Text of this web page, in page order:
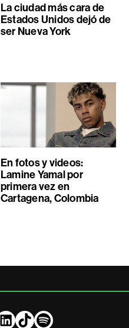
La ciudad más cara de
Estados Unidos dejó de
ser Nueva York
En fotos y videos:
Lamine Yamal por
primera vez en
Cartagena, Colombia